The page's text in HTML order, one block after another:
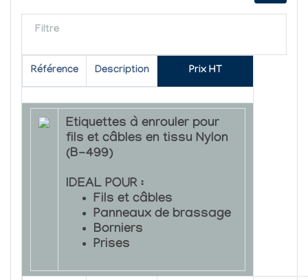
Filtre
Référence Description Prix HT
Etiquettes à enrouler pour
fils et câbles en tissu Nylon
(B-499)
IDEAL POUR :
Fils et câbles
Panneaux de brassage
Borniers
Prises